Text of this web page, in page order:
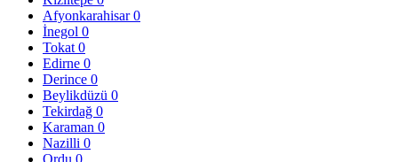
Afyonkarahisar0
İnegol 0
Tokat 0
Edirne 0
Derince 0
Beylikdüzü 0
Tekirdağ 0
Karaman 0
Nazilli 0
Ordu 0